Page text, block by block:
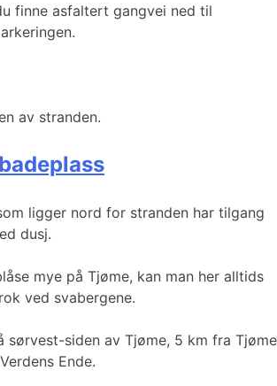
finne asfaltert gangvei ned til
av stranden.
ligger nord for stranden har tilgang
dusj.
mye på Tjøme, kan man her alltids
ved svabergene.
sørvest-siden av Tjøme, 5 km fra Tjøme
Ende.